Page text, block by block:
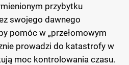
przybytku
swojego dawnego
pomóc w „przełomowym
prowadzi do katastrofy w
moc kontrolowania czasu.